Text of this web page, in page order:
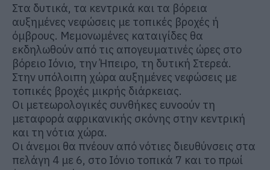
Στα δυτικά, τα κεντρικά και τα βόρεια
αυξημένες νεφώσεις με τοπικές βροχές ή
όμβρους. Μεμονωμένες καταιγίδες θα
εκδηλωθούν από τις απογευματινές ώρες στο
βόρειο Ιόνιο, την Ήπειρο, τη δυτική Στερεά.
Στην υπόλοιπη χώρα αυξημένες νεφώσεις με
τοπικές βροχές μικρής διάρκειας.
Οι μετεωρολογικές συνθήκες ευνοούν τη
μεταφορά αφρικανικής σκόνης στην κεντρική
και τη νότια χώρα.
Οι άνεμοι θα πνέουν από νότιες διευθύνσεις στα
πελάγη 4 με 6, στο Ιόνιο τοπικά 7 και το πρωί